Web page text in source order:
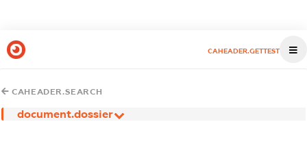
CAHEADER.GETTEST
CAHEADER.SEARCH
document.dossier